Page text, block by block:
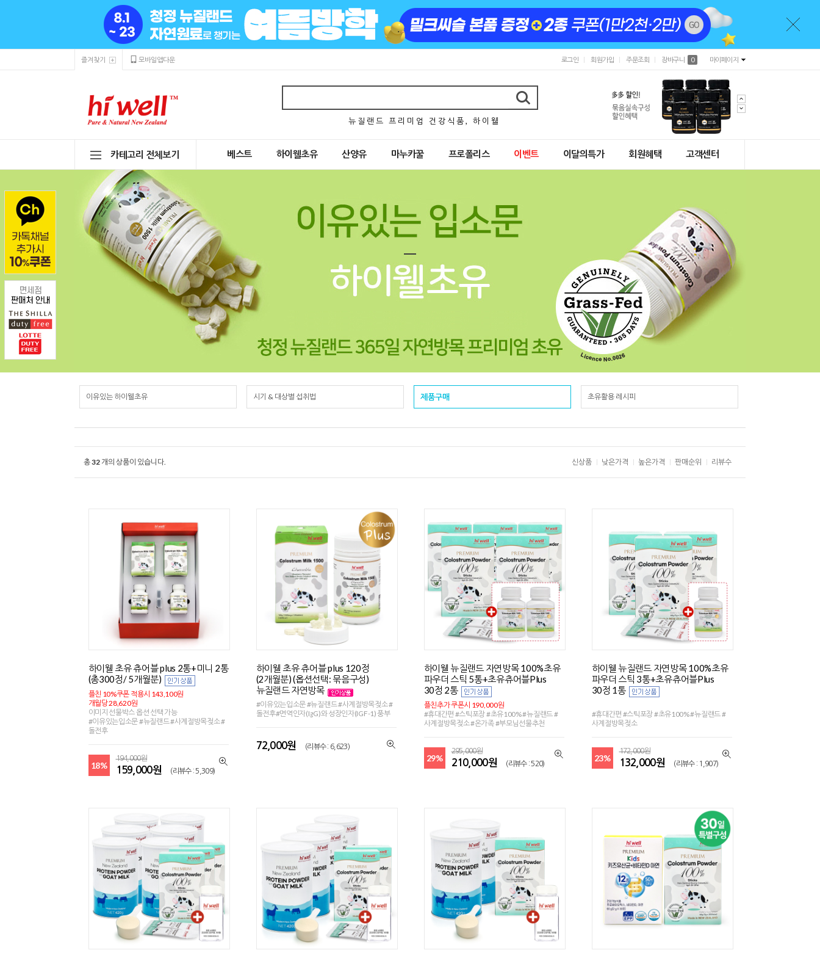
즐겨찾기 모바일앱다운 로그인 회원가입 주문조회 장바구니 0 마이페이지
뉴 질 랜 드 프 리 미 엄 건 강 식 품 , 하 이 웰
카테고리 전체보기 베스트 하이웰초유 산양유 마누카꿀 프로폴리스 이벤트 이달의특가 회원혜택 고객센터
이유있는 하이웰초유 시기 & 대상별 섭취법 제품구매 초유활용 레시피
총32 개의 상품이 있습니다. 신상품 낮은가격 높은가격 판매순위 리뷰수
하이웰 초유 츄어블 plus 2통+미니 2통
(총300정/ 5개월분)
플친 10%쿠폰 적용시 143,100원
개월당 28,620원
이미지 선물박스 옵션 선택 가능
#이유있는입소문 #뉴질랜드 #사계절방목젖소 #
돌전후
18%
194,000원
159,000원 (리뷰수 : 5,309)
하이웰 초유 츄어블 plus 120정
(2개월분) (옵션선택: 묶음구성)
뉴질랜드 자연방목
#이유있는입소문 #뉴질랜드 #사계절방목젖소 #
돌전후#면역인자(IgG)와 성장인자(IGF-1) 풍부
72,000원 (리뷰수 : 6,623)
하이웰 뉴질랜드 자연방목 100%초유
파우더 스틱 5통+초유츄어블Plus
30정 2통
플친추가 쿠폰시 190,000원
#휴대간편 #스틱포장 #초유100% #뉴질랜드 #
사계절방목젖소 #온가족 #부모님선물추천
29%
295,000원
210,000원 (리뷰수 : 520)
하이웰 뉴질랜드 자연방목 100%초유
파우더 스틱 3통+초유츄어블Plus
30정 1통
#휴대간편 #스틱포장 #초유100% #뉴질랜드 #
사계절방목젖소
23%
172,000원
132,000원 (리뷰수 : 1,907)